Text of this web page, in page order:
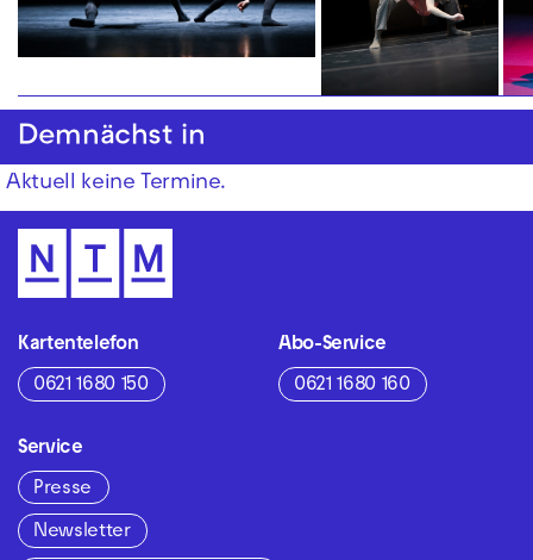
Demnächst in
Aktuell keine Termine.
Kartentelefon
0621 1680 150
Abo-Service
0621 1680 160
Service
Presse
Newsletter